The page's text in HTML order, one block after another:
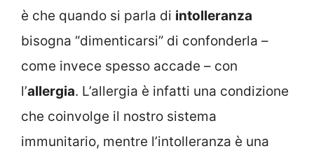
è che quando si parla di intolleranza
bisogna “dimenticarsi” di confonderla –
come invece spesso accade – con
l’allergia. L’allergia è infatti una condizione
che coinvolge il nostro sistema
immunitario, mentre l’intolleranza è una